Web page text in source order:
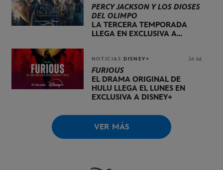
PERCY JACKSON Y LOS DIOSES
DEL OLIMPO
LA TERCERA TEMPORADA
LLEGA EN EXCLUSIVA A
NOTICIAS DISNEY+ 24 Jul.
FURIOUS
EL DRAMA ORIGINAL DE
HULU LLEGA EL LUNES EN
EXCLUSIVA A DISNEY+
VER MÁS